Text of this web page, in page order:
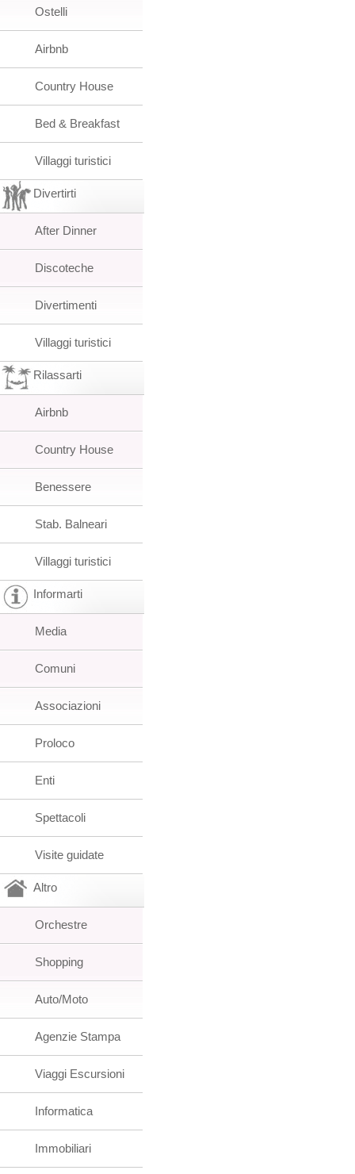
Ostelli
Airbnb
Country House
Bed & Breakfast
Villaggi turistici
Divertirti
After Dinner
Discoteche
Divertimenti
Villaggi turistici
Rilassarti
Airbnb
Country House
Benessere
Stab. Balneari
Villaggi turistici
Informarti
Media
Comuni
Associazioni
Proloco
Enti
Spettacoli
Visite guidate
Altro
Orchestre
Shopping
Auto/Moto
Agenzie Stampa
Viaggi Escursioni
Informatica
Immobiliari